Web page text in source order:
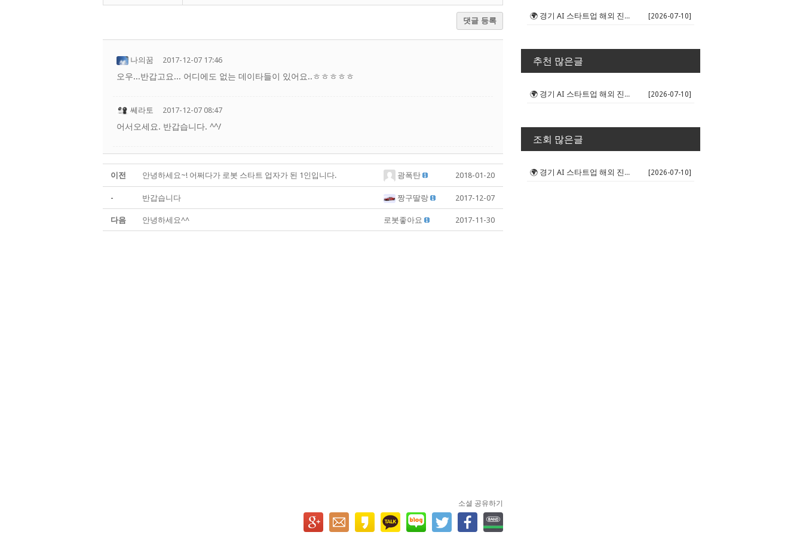
댓글 등록
나의꿈 2017-12-07 17:46
오우...반갑고요... 어디에도 없는 데이타들이 있어요..ㅎㅎㅎㅎㅎ
쎄라토 2017-12-07 08:47
어서오세요. 반갑습니다. ^^/
이전 안녕하세요~! 어쩌다가 로봇 스타트 업자가 된 1인입니다. 광폭탄 2018-01-20
- 반갑습니다 짱구딸랑 2017-12-07
다음 안녕하세요^^ 로봇좋아요 2017-11-30
소셜 공유하기
🌍 경기 AI 스타트업 해외 진출 판... [2026-07-10]
추천 많은글
🌍 경기 AI 스타트업 해외 진출 판... [2026-07-10]
조회 많은글
🌍 경기 AI 스타트업 해외 진출 판... [2026-07-10]